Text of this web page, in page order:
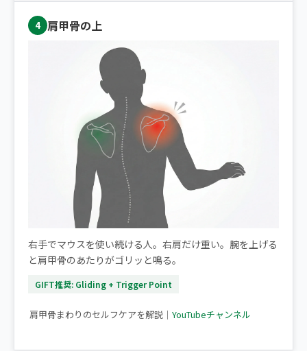
4 肩甲骨の上
右手でマウスを使い続ける人。右肩だけ重い。腕を上げる
と肩甲骨のあたりがゴリッと鳴る。
GIFT推奨: Gliding + Trigger Point
▶ 【肩甲骨はがし】30秒でできる肩こり改善ストレッチ
肩甲骨まわりのセルフケアを解説｜ YouTubeチャンネル